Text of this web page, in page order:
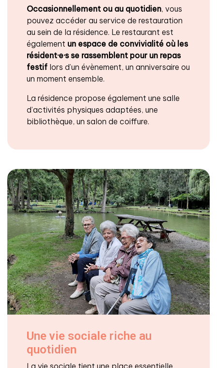
Occasionnellement ou au quotidien, vous
pouvez accéder au service de restauration
au sein de la résidence. Le restaurant est
également un espace de convivialité où les
résident·e·s se rassemblent pour un repas
festif lors d’un évènement, un anniversaire ou
un moment ensemble.
La résidence propose également une salle
d’activités physiques adaptées, une
bibliothèque, un salon de coiffure.
Une vie sociale riche au
quotidien
La vie sociale tient une place essentielle